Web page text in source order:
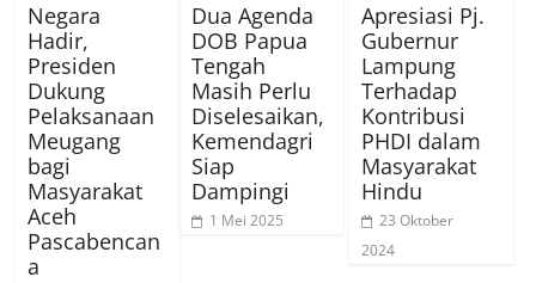
Negara
Hadir,
Presiden
Dukung
Pelaksanaan
Meugang
bagi
Masyarakat
Aceh
Pascabencan
a
Dua Agenda
DOB Papua
Tengah
Masih Perlu
Diselesaikan,
Kemendagri
Siap
Dampingi
1 Mei 2025
Apresiasi Pj.
Gubernur
Lampung
Terhadap
Kontribusi
PHDI dalam
Masyarakat
Hindu
23 Oktober
2024